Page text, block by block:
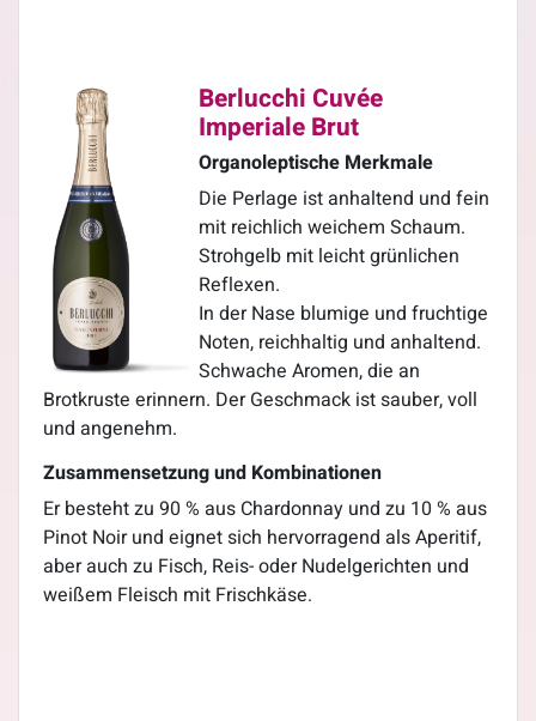
Berlucchi Cuvée
Imperiale Brut
Organoleptische Merkmale
Die Perlage ist anhaltend und fein
mit reichlich weichem Schaum.
Strohgelb mit leicht grünlichen
Reflexen.
In der Nase blumige und fruchtige
Noten, reichhaltig und anhaltend.
Schwache Aromen, die an
Brotkruste erinnern. Der Geschmack ist sauber, voll
und angenehm.
Zusammensetzung und Kombinationen
Er besteht zu 90 % aus Chardonnay und zu 10 % aus
Pinot Noir und eignet sich hervorragend als Aperitif,
aber auch zu Fisch, Reis- oder Nudelgerichten und
weißem Fleisch mit Frischkäse.